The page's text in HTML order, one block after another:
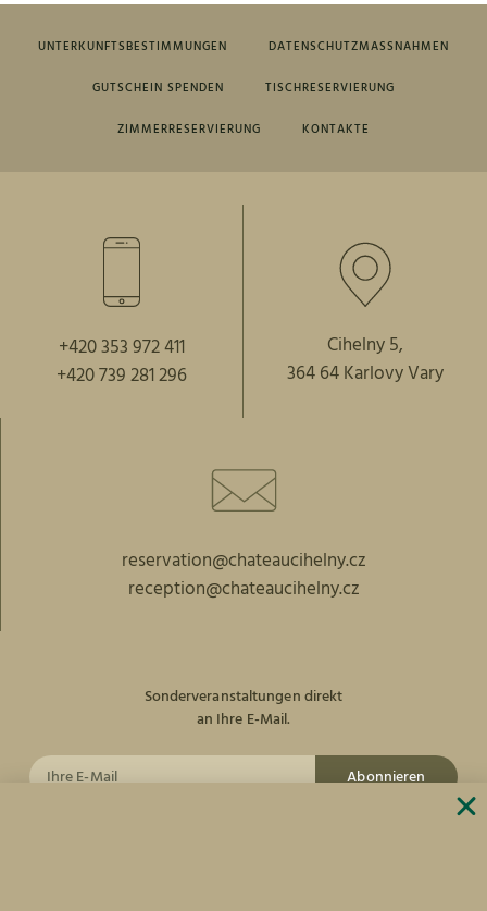
UNTERKUNFTSBESTIMMUNGEN DATENSCHUTZMASSNAHMEN
GUTSCHEIN SPENDEN TISCHRESERVIERUNG
ZIMMERRESERVIERUNG KONTAKTE
+420 353 972 411
+420 739 281 296
Cihelny 5,
364 64 Karlovy Vary
reservation@chateaucihelny.cz
reception@chateaucihelny.cz
Sonderveranstaltungen direkt
an Ihre E-Mail.
Abonnieren